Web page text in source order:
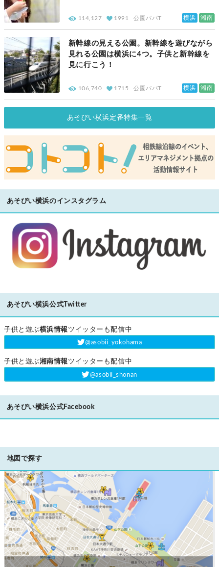
114,127 1991 公園パパT 横浜 湘南
新幹線の見える公園。新幹線を遊びながら
見れる公園は横浜に4つ。子供と新幹線を
見に行こう！
106,740 1715 公園パパT 横浜 湘南
あそびい横浜定番特集一覧
あそびい横浜のインスタグラム
あそびい横浜公式Twitter
子供と遊ぶ横浜情報ツイッターも配信中
‎@asobii_yokohama
子供と遊ぶ湘南情報ツイッターも配信中
‎@asobii_shonan
あそびい横浜公式Facebook
地図で探す